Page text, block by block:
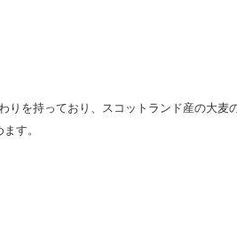
を持っており、スコットランド産の大麦
す。